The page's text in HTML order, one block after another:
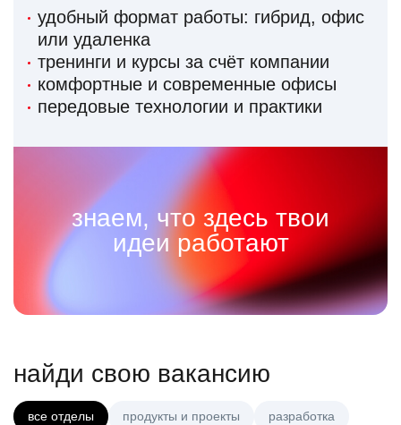
удобный формат работы: гибрид, офис
или удаленка
тренинги и курсы за счёт компании
комфортные и современные офисы
передовые технологии и практики
знаем, что здесь твои
идеи работают
найди свою вакансию
все отделы продукты и проекты разработка